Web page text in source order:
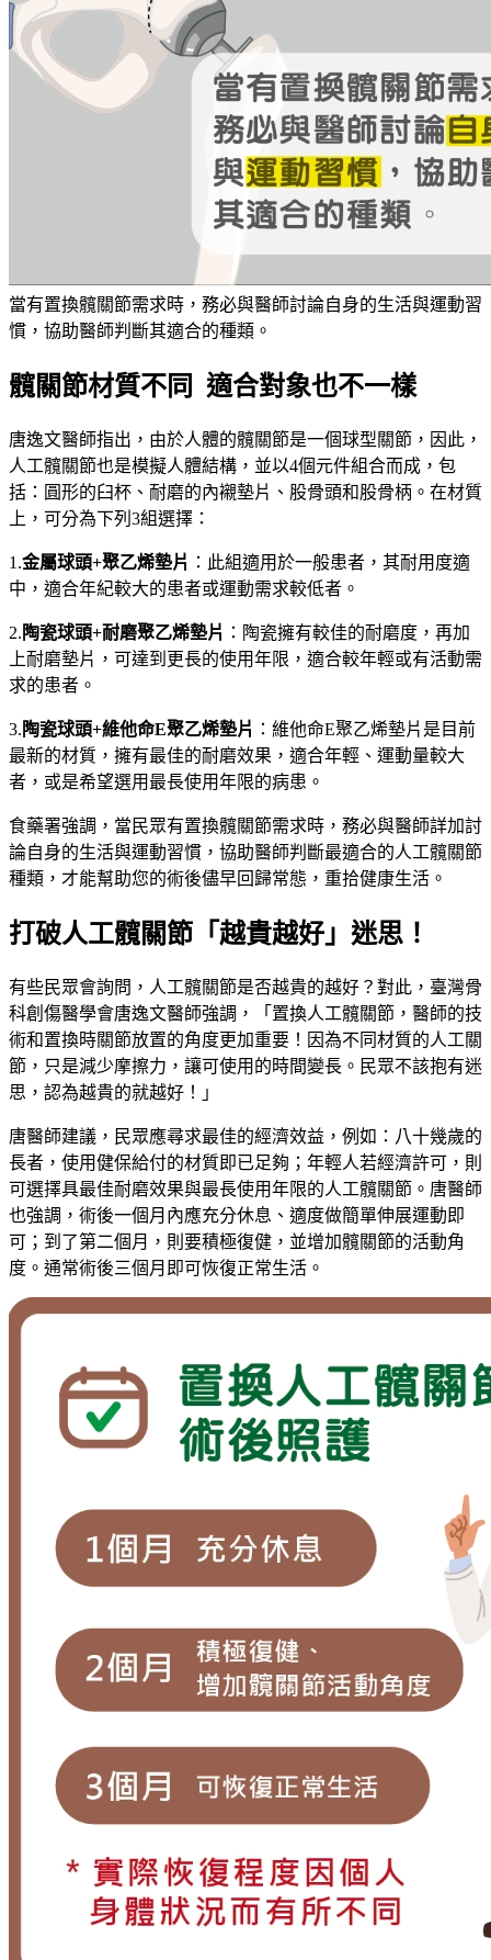
當有置換髖關節需求時，務必與醫師討論自身的生活與運動習
慣，協助醫師判斷其適合的種類。
髖關節材質不同 適合對象也不一樣
唐逸文醫師指出，由於人體的髖關節是一個球型關節，因此，
人工髖關節也是模擬人體結構，並以4個元件組合而成，包
括：圓形的臼杯、耐磨的內襯墊片、股骨頭和股骨柄。在材質
上，可分為下列3組選擇：
1.金屬球頭+聚乙烯墊片 ：此組適用於一般患者，其耐用度適
中，適合年紀較大的患者或運動需求較低者。
2.陶瓷球頭+耐磨聚乙烯墊片 ：陶瓷擁有較佳的耐磨度，再加
上耐磨墊片，可達到更長的使用年限，適合較年輕或有活動需
求的患者。
3.陶瓷球頭+維他命E聚乙烯墊片 ：維他命E聚乙烯墊片是目前
最新的材質，擁有最佳的耐磨效果，適合年輕、運動量較大
者，或是希望選用最長使用年限的病患。
食藥署強調，當民眾有置換髖關節需求時，務必與醫師詳加討
論自身的生活與運動習慣，協助醫師判斷最適合的人工髖關節
種類，才能幫助您的術後儘早回歸常態，重拾健康生活。
打破人工髖關節「越貴越好」迷思！
有些民眾會詢問，人工髖關節是否越貴的越好？對此，臺灣骨
科創傷醫學會唐逸文醫師強調，「置換人工髖關節，醫師的技
術和置換時關節放置的角度更加重要！因為不同材質的人工關
節，只是減少摩擦力，讓可使用的時間變長。民眾不該抱有迷
思，認為越貴的就越好！」
唐醫師建議，民眾應尋求最佳的經濟效益，例如：八十幾歲的
長者，使用健保給付的材質即已足夠；年輕人若經濟許可，則
可選擇具最佳耐磨效果與最長使用年限的人工髖關節。唐醫師
也強調，術後一個月內應充分休息、適度做簡單伸展運動即
可；到了第二個月，則要積極復健，並增加髖關節的活動角
度。通常術後三個月即可恢復正常生活。